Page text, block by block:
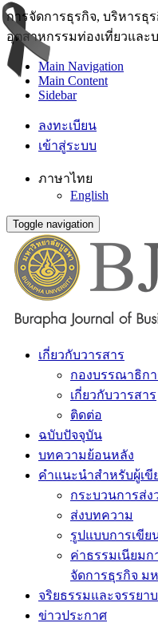
การจัดการธุรกิจ, บริหารธุ
อุตสาหกรรมท่องเที่ยวและ
Main Navigation
Main Content
Sidebar
ลงทะเบียน
เข้าสู่ระบบ
ภาษาไทย
English
Toggle navigation
เกี่ยวกับวารสาร
กองบรรณาธิกา
เกี่ยวกับวารสาร
ติดต่อ
ฉบับปัจจุบัน
บทความย้อนหลัง
คำแนะนำสำหรับผู้เขี
กระบวนการส่ง
ส่งบทความ
รูปแบบการเขีย
ค่าธรรมเนียม
จัดการธุรกิจ ม
จริยธรรมและจรรยา
ข่าวประกาศ